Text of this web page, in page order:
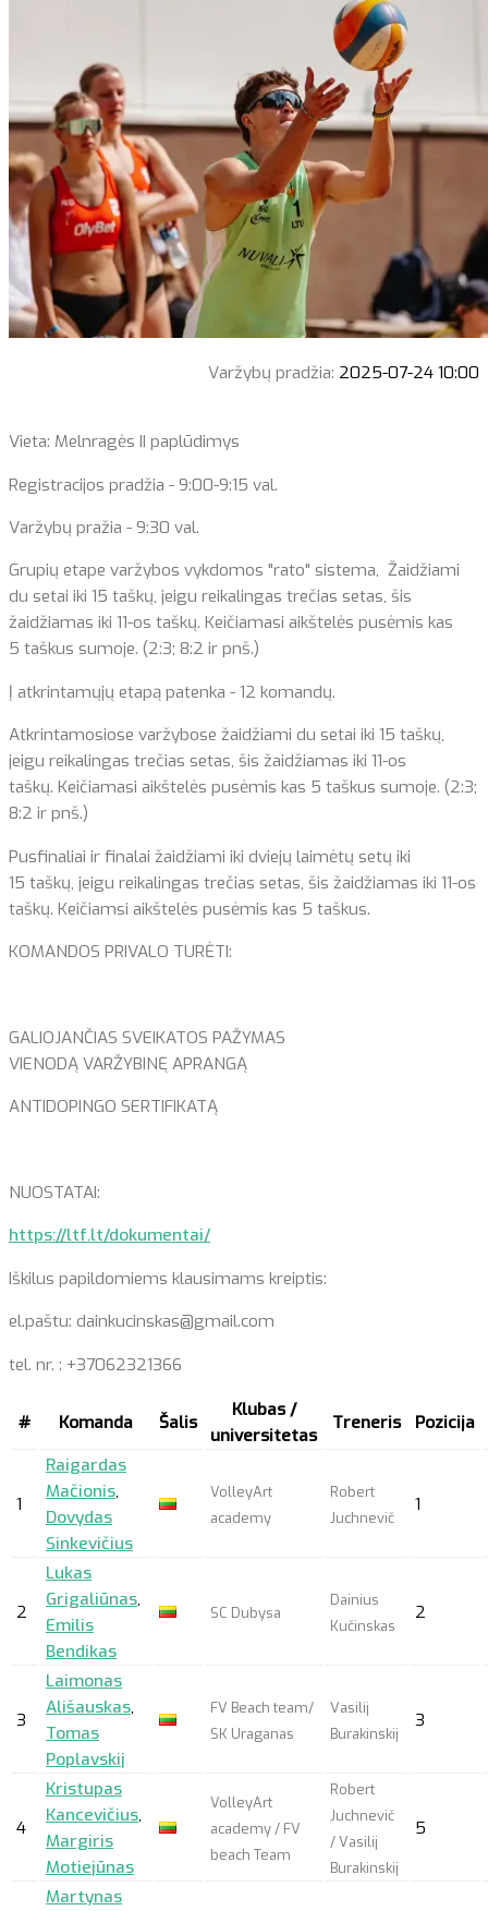
Varžybų pradžia: 2025-07-24 10:00
Vieta: Melnragės II paplūdimys
Registracijos pradžia - 9:00-9:15 val.
Varžybų pražia - 9:30 val.
Grupių etape varžybos vykdomos "rato" sistema, Žaidžiami
du setai iki 15 taškų, jeigu reikalingas trečias setas, šis
žaidžiamas iki 11-os taškų. Keičiamasi aikštelės pusėmis kas
5 taškus sumoje. (2:3; 8:2 ir pnš.)
Į atkrintamųjų etapą patenka - 12 komandų.
Atkrintamosiose varžybose žaidžiami du setai iki 15 taškų,
jeigu reikalingas trečias setas, šis žaidžiamas iki 11-os
taškų. Keičiamasi aikštelės pusėmis kas 5 taškus sumoje. (2:3;
8:2 ir pnš.)
Pusfinaliai ir finalai žaidžiami iki dviejų laimėtų setų iki
15 taškų, jeigu reikalingas trečias setas, šis žaidžiamas iki 11-os
taškų. Keičiamsi aikštelės pusėmis kas 5 taškus.
KOMANDOS PRIVALO TURĖTI:
GALIOJANČIAS SVEIKATOS PAŽYMAS
VIENODĄ VARŽYBINĘ APRANGĄ
ANTIDOPINGO SERTIFIKATĄ
NUOSTATAI:
https://ltf.lt/dokumentai/
Iškilus papildomiems klausimams kreiptis:
el.paštu: dainkucinskas@gmail.com
tel. nr. : +37062321366
# Komanda Šalis
Klubas /
universitetas
Treneris Pozicija
1
Raigardas
Mačionis,
Dovydas
Sinkevičius
VolleyArt
academy
Robert
Juchnevič
1
2
Lukas
Grigaliūnas,
Emilis
Bendikas
SC Dubysa
Dainius
Kučinskas
2
3
Laimonas
Ališauskas,
Tomas
Poplavskij
FV Beach team/
SK Uraganas
Vasilij
Burakinskij
3
4
Kristupas
Kancevičius,
Margiris
Motiejūnas
VolleyArt
academy / FV
beach Team
Robert
Juchnevič
/ Vasilij
Burakinskij
5
Martynas